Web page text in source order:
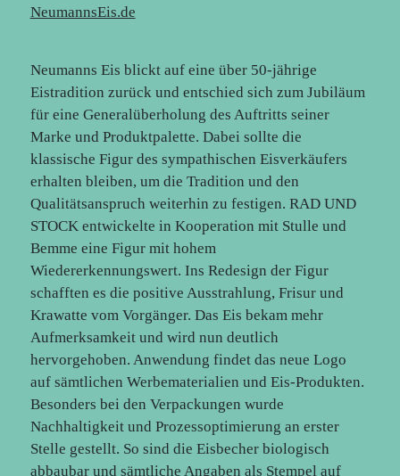
NeumannsEis.de
Neumanns Eis blickt auf eine über 50-jährige
Eistradition zurück und entschied sich zum Jubiläum
für eine Generalüberholung des Auftritts seiner
Marke und Produktpalette. Dabei sollte die
klassische Figur des sympathischen Eisverkäufers
erhalten bleiben, um die Tradition und den
Qualitätsanspruch weiterhin zu festigen. RAD UND
STOCK entwickelte in Kooperation mit Stulle und
Bemme eine Figur mit hohem
Wiedererkennungswert. Ins Redesign der Figur
schafften es die positive Ausstrahlung, Frisur und
Krawatte vom Vorgänger. Das Eis bekam mehr
Aufmerksamkeit und wird nun deutlich
hervorgehoben. Anwendung findet das neue Logo
auf sämtlichen Werbematerialien und Eis-Produkten.
Besonders bei den Verpackungen wurde
Nachhaltigkeit und Prozessoptimierung an erster
Stelle gestellt. So sind die Eisbecher biologisch
abbaubar und sämtliche Angaben als Stempel auf